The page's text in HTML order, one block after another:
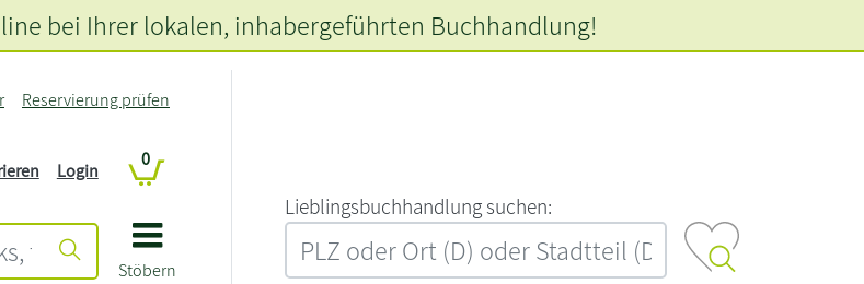
Stöbern
Reservierung prüfen
Login
0
L‍i‍e‍b‍l‍i‍n‍g‍s‍b‍u‍c‍h‍h‍a‍n‍d‍l‍u‍n‍g‍ ‍s‍u‍c‍h‍e‍n‍:‍
bei Ihrer lokalen, inhabergeführten Buchhandlung!